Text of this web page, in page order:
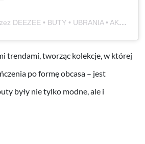
Post udostępniony przez DEEZEE • BUTY • UBRANIA • AKCESORIA (@deezee)
trendami, tworząc kolekcje, w której
po formę obcasa – jest
były nie tylko modne, ale i